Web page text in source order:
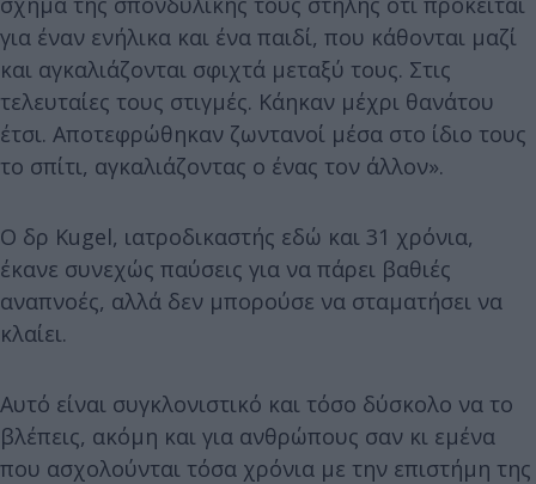
για έναν ενήλικα και ένα παιδί, που κάθονται μαζί
και αγκαλιάζονται σφιχτά μεταξύ τους. Στις
τελευταίες τους στιγμές. Κάηκαν μέχρι θανάτου
έτσι. Αποτεφρώθηκαν ζωντανοί μέσα στο ίδιο τους
το σπίτι, αγκαλιάζοντας ο ένας τον άλλον».
Ο δρ Kugel, ιατροδικαστής εδώ και 31 χρόνια,
έκανε συνεχώς παύσεις για να πάρει βαθιές
αναπνοές, αλλά δεν μπορούσε να σταματήσει να
κλαίει.
Αυτό είναι συγκλονιστικό και τόσο δύσκολο να το
βλέπεις, ακόμη και για ανθρώπους σαν κι εμένα
που ασχολούνται τόσα χρόνια με την επιστήμη της